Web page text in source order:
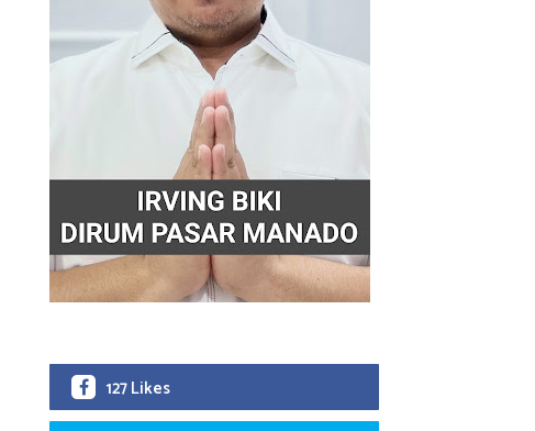
127 Likes